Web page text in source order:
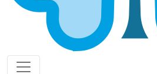
+7 (917) 358-59-09
https://vk.com/eparhia_ufa
ОСНОВНЫЕ
РАБОТЫ